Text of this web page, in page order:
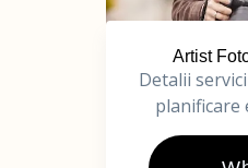
Artist
Detalii
planificare